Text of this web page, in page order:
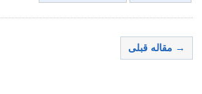
→ مقاله قبلی